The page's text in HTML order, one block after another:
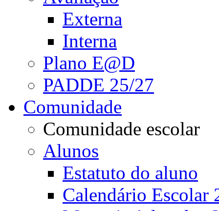
Externa
Interna
Plano E@D
PADDE 25/27
Comunidade
Comunidade escolar
Alunos
Estatuto do aluno
Calendário Escolar